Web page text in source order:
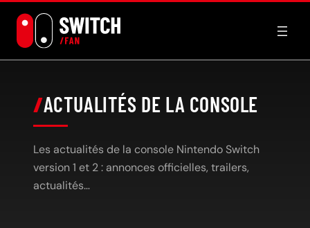
contenu
ACTUALITÉS DE LA CONSOLE
Les actualités de la console Nintendo Switch
version 1 et 2 : annonces officielles, trailers,
actualités…